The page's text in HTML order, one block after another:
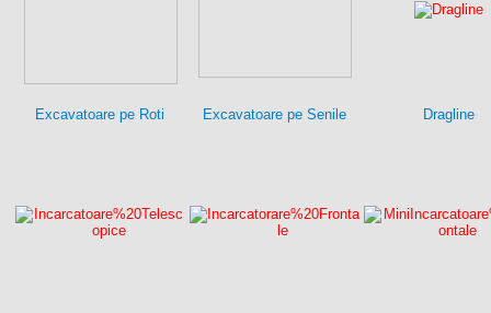
Excavatoare pe Roti Excavatoare pe Senile Dragline